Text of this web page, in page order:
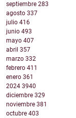
septiembre 283
agosto 337
julio 416
junio 493
mayo 407
abril 357
marzo 332
febrero 411
enero 361
2024 3940
diciembre 329
noviembre 381
octubre 403